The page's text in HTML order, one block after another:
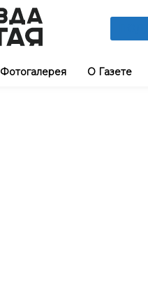
Фотогалерея О Газете